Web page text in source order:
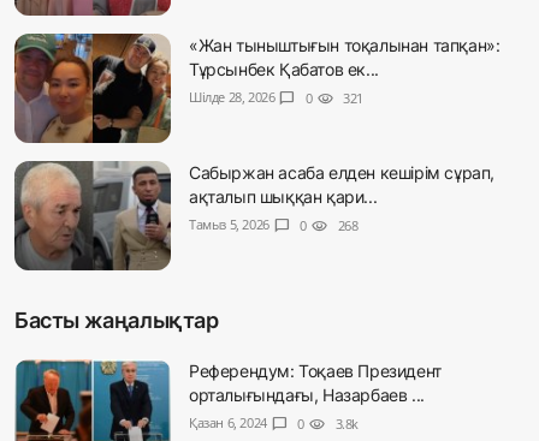
«Жан тыныштығын тоқалынан тапқан»:
Тұрсынбек Қабатов ек...
Шілде 28, 2026 chat_bubble 0 visibility 321
Сабыржан асаба елден кешірім сұрап,
ақталып шыққан қари...
Тамыз 5, 2026 chat_bubble 0 visibility 268
Басты жаңалықтар
Референдум: Тоқаев Президент
орталығындағы, Назарбаев ...
Қазан 6, 2024 chat_bubble 0 visibility 3.8k